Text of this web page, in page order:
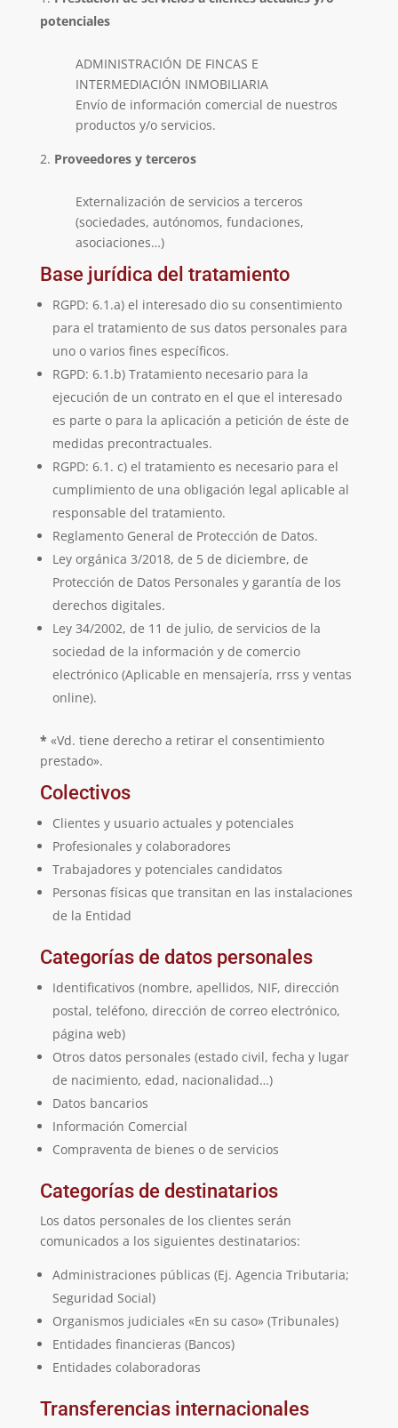
potenciales
ADMINISTRACIÓN DE FINCAS E
INTERMEDIACIÓN INMOBILIARIA
Envío de información comercial de nuestros
productos y/o servicios.
Proveedores y terceros
Externalización de servicios a terceros
(sociedades, autónomos, fundaciones,
asociaciones…)
Base jurídica del tratamiento
RGPD: 6.1.a) el interesado dio su consentimiento
para el tratamiento de sus datos personales para
uno o varios fines específicos.
RGPD: 6.1.b) Tratamiento necesario para la
ejecución de un contrato en el que el interesado
es parte o para la aplicación a petición de éste de
medidas precontractuales.
RGPD: 6.1. c) el tratamiento es necesario para el
cumplimiento de una obligación legal aplicable al
responsable del tratamiento.
Reglamento General de Protección de Datos.
Ley orgánica 3/2018, de 5 de diciembre, de
Protección de Datos Personales y garantía de los
derechos digitales.
Ley 34/2002, de 11 de julio, de servicios de la
sociedad de la información y de comercio
electrónico (Aplicable en mensajería, rrss y ventas
online).
* «Vd. tiene derecho a retirar el consentimiento
prestado».
Colectivos
Clientes y usuario actuales y potenciales
Profesionales y colaboradores
Trabajadores y potenciales candidatos
Personas físicas que transitan en las instalaciones
de la Entidad
Categorías de datos personales
Identificativos (nombre, apellidos, NIF, dirección
postal, teléfono, dirección de correo electrónico,
página web)
Otros datos personales (estado civil, fecha y lugar
de nacimiento, edad, nacionalidad…)
Datos bancarios
Información Comercial
Compraventa de bienes o de servicios
Categorías de destinatarios
Los datos personales de los clientes serán
comunicados a los siguientes destinatarios:
Administraciones públicas (Ej. Agencia Tributaria;
Seguridad Social)
Organismos judiciales «En su caso» (Tribunales)
Entidades financieras (Bancos)
Entidades colaboradoras
Transferencias internacionales